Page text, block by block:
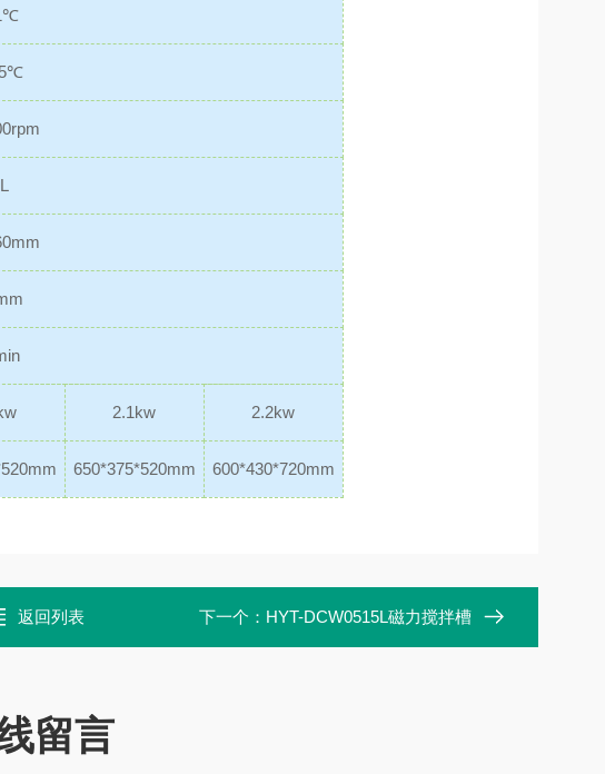
2.1kw 2.2kw
650*375*520mm 600*430*720mm
返回列表 下一个： HYT-DCW0515L磁力搅拌槽
留言